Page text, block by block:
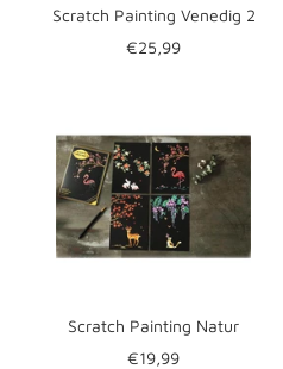
Scratch Painting Venedig 2
Angebotspreis
€25,99
Scratch Painting Natur
Angebotspreis
€19,99